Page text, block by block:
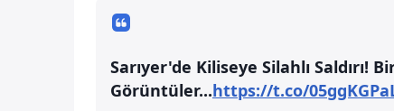
Sarıyer'de Kiliseye Silahlı Saldırı!
Görüntüler...https://t.co/